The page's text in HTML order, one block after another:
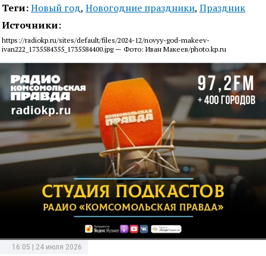
Теги:Новый год, Новогодние праздники, Праздник
Источники:
https://radiokp.ru/sites/default/files/2024-12/novyy-god-makeev-
ivan222_1735584355_1735584400.jpg — Фото: Иван Макеев/photo.kp.ru
16:05 | 24 июля 2026